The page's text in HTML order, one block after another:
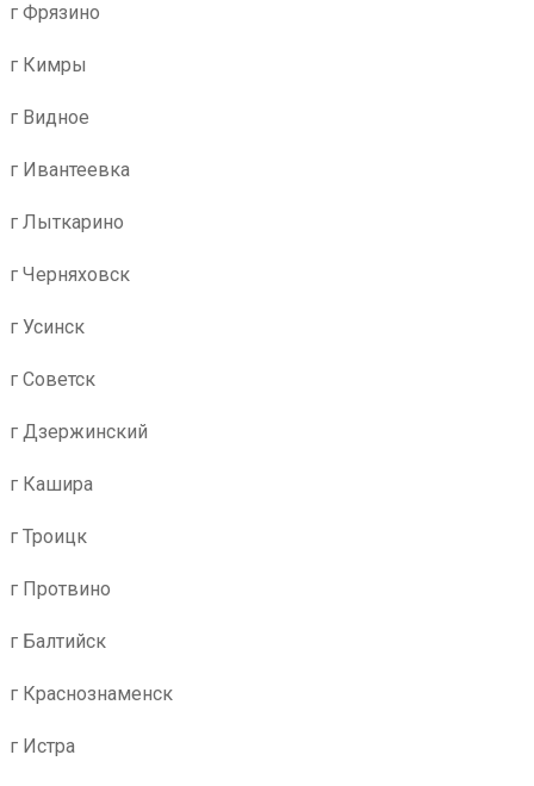
г Фрязино
г Кимры
г Видное
г Ивантеевка
г Лыткарино
г Черняховск
г Усинск
г Советск
г Дзержинский
г Кашира
г Троицк
г Протвино
г Балтийск
г Краснознаменск
г Истра